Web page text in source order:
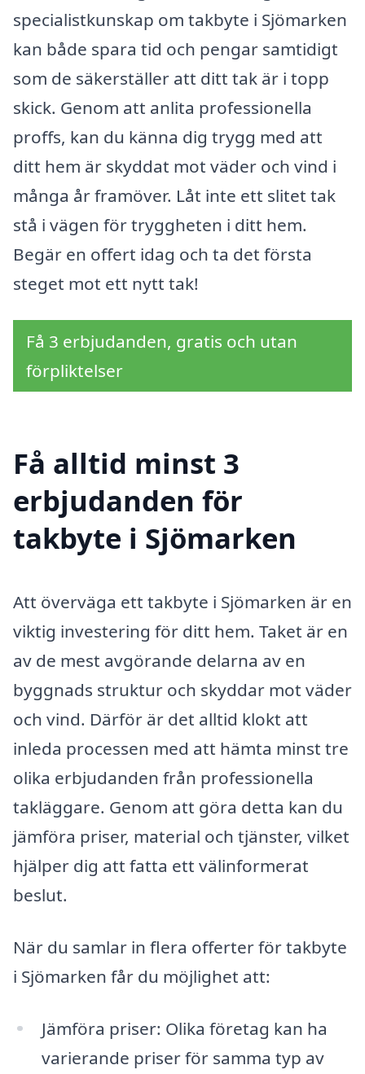
specialistkunskap om takbyte i Sjömarken
kan både spara tid och pengar samtidigt
som de säkerställer att ditt tak är i topp
skick. Genom att anlita professionella
proffs, kan du känna dig trygg med att
ditt hem är skyddat mot väder och vind i
många år framöver. Låt inte ett slitet tak
stå i vägen för tryggheten i ditt hem.
Begär en offert idag och ta det första
steget mot ett nytt tak!
Få 3 erbjudanden, gratis och utan
förpliktelser
Få alltid minst 3
erbjudanden för
takbyte i Sjömarken
Att överväga ett takbyte i Sjömarken är en
viktig investering för ditt hem. Taket är en
av de mest avgörande delarna av en
byggnads struktur och skyddar mot väder
och vind. Därför är det alltid klokt att
inleda processen med att hämta minst tre
olika erbjudanden från professionella
takläggare. Genom att göra detta kan du
jämföra priser, material och tjänster, vilket
hjälper dig att fatta ett välinformerat
beslut.
När du samlar in flera offerter för takbyte
i Sjömarken får du möjlighet att:
Jämföra priser: Olika företag kan ha
varierande priser för samma typ av